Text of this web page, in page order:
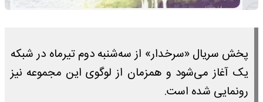
پخش سریال «سرخدار» از سه‌شنبه دوم تیرماه در شبکه
یک آغاز می‌شود و همزمان از لوگوی این مجموعه نیز
رونمایی شده است.